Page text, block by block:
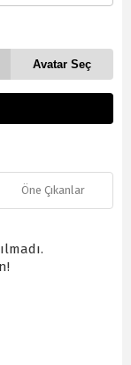
Avatar Seç
Öne Çıkanlar